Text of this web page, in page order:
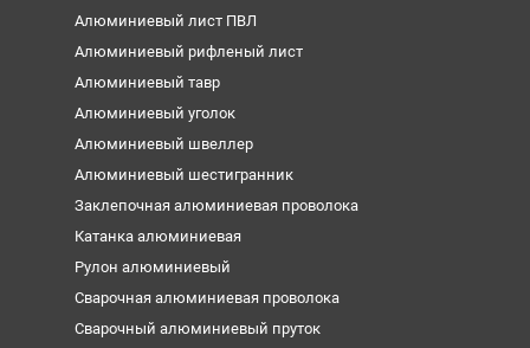
Алюминиевый лист ПВЛ
Алюминиевый рифленый лист
Алюминиевый тавр
Алюминиевый уголок
Алюминиевый швеллер
Алюминиевый шестигранник
Заклепочная алюминиевая проволока
Катанка алюминиевая
Рулон алюминиевый
Сварочная алюминиевая проволока
Сварочный алюминиевый пруток